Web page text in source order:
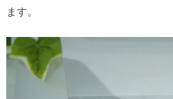
ます。